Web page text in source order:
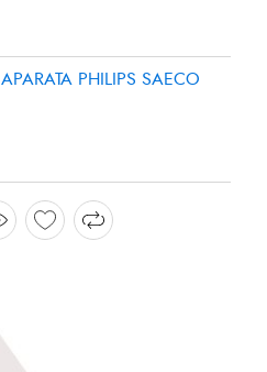
PHILIPS SAECO